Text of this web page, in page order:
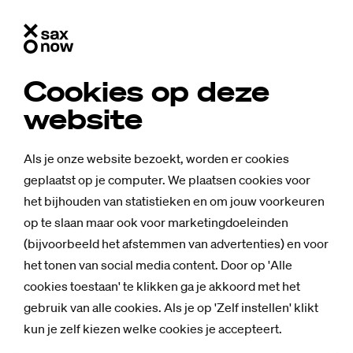
Cookies op deze
website
Als je onze website bezoekt, worden er cookies
geplaatst op je computer. We plaatsen cookies voor
het bijhouden van statistieken en om jouw voorkeuren
op te slaan maar ook voor marketingdoeleinden
(bijvoorbeeld het afstemmen van advertenties) en voor
het tonen van social media content. Door op 'Alle
cookies toestaan' te klikken ga je akkoord met het
gebruik van alle cookies. Als je op 'Zelf instellen' klikt
kun je zelf kiezen welke cookies je accepteert.